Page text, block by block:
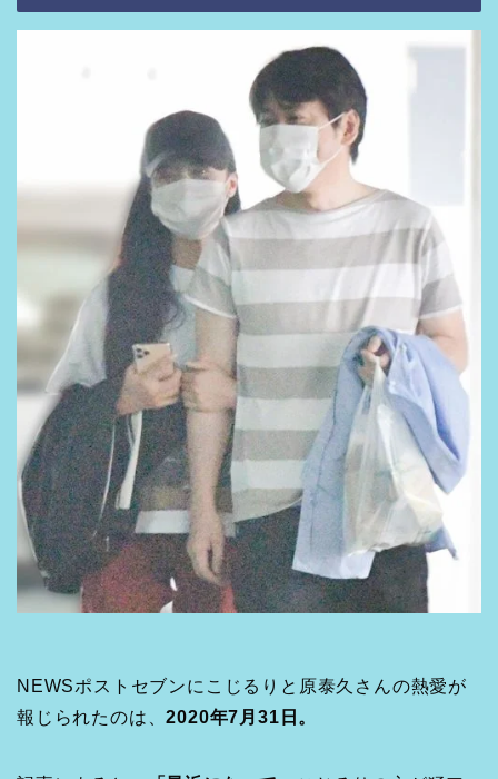
NEWSポストセブンにこじるりと原泰久さんの熱愛が
報じられたのは、2020年7月31日。